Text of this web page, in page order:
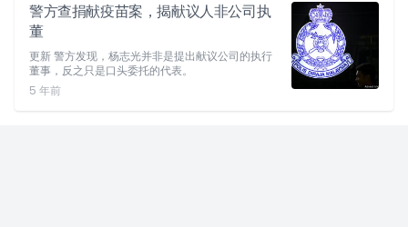
警方查捐献疫苗案，揭献议人非公司执
董
更新 警方发现，杨志光并非是提出献议公司的执行
董事，反之只是口头委托的代表。
5 年前